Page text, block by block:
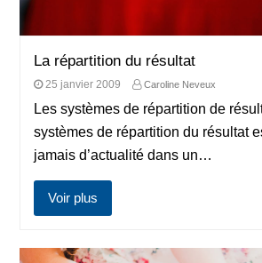
La répartition du résultat
25 janvier 2009 Caroline Neveux
Les systèmes de répartition de
systèmes de répartition du résultat
jamais d’actualité dans un…
Voir plus